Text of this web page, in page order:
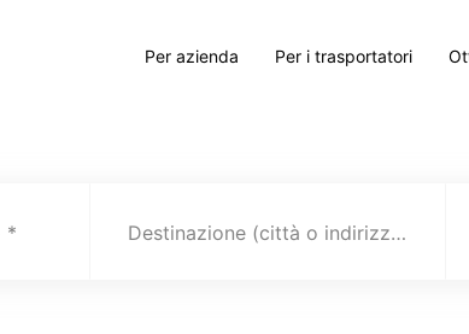
Per azienda Per i trasportatori
Destinazione (città o indirizzo)